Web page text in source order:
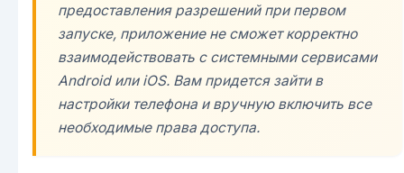
предоставления разрешений при первом
запуске, приложение не сможет корректно
взаимодействовать с системными сервисами
Android или iOS. Вам придется зайти в
настройки телефона и вручную включить все
необходимые права доступа.